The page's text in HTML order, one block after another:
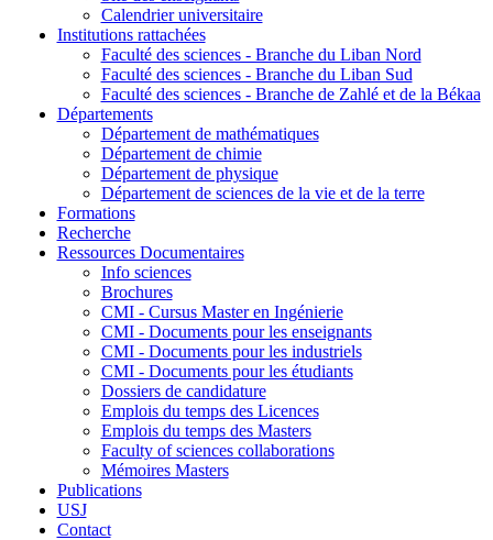
Calendrier universitaire
Institutions rattachées
Faculté des sciences - Branche du Liban Nord
Faculté des sciences - Branche du Liban Sud
Faculté des sciences - Branche de Zahlé et de la Békaa
Départements
Département de mathématiques
Département de chimie
Département de physique
Département de sciences de la vie et de la terre
Formations
Recherche
Ressources Documentaires
Info sciences
Brochures
CMI - Cursus Master en Ingénierie
CMI - Documents pour les enseignants
CMI - Documents pour les industriels
CMI - Documents pour les étudiants
Dossiers de candidature
Emplois du temps des Licences
Emplois du temps des Masters
Faculty of sciences collaborations
Mémoires Masters
Publications
USJ
Contact